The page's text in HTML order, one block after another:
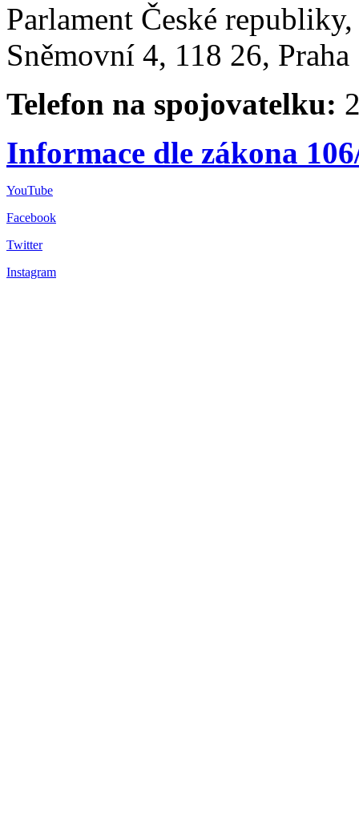
Parlament České
Sněmovní 4, 118 26,
Telefon na spojovatelku:
Informace dle zákona
YouTube
Facebook
Twitter
Instagram